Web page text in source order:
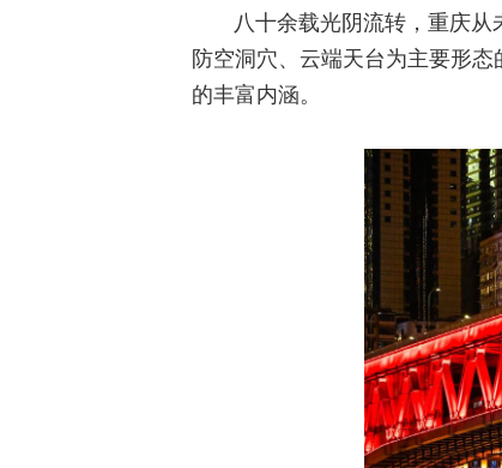
八十余载光阴流转，重庆从
防空洞穴、云端天台为主要形
的丰富内涵。